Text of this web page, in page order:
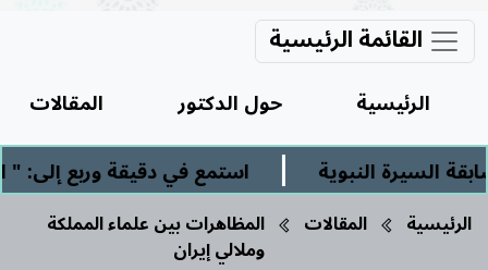
القائمة الرئيسية
الرئيسية حول الدكتور
المقالات
النبوية
| استمع في دقيقة وربع إلى: "
الرئيسية المقالات المظاهرات بين علماء المملكة
وملالي إيران